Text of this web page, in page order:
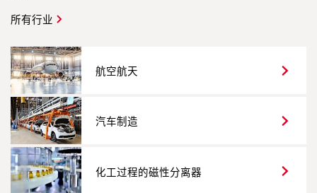
所有行业
航空航天
汽车制造
化工过程的磁性分离器